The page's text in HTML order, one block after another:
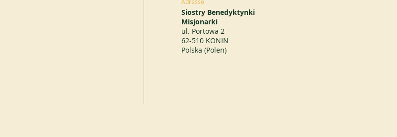
Siostry Benedyktynki
Misjonarki
ul. Portowa 2
62-510 KONIN
Polska (Polen)